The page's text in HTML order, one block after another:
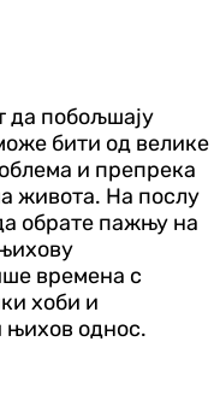
да побољшају
бити од велике
и препрека
живота. На послу
обрате пажњу на
времена с
хоби и
њихов однос.